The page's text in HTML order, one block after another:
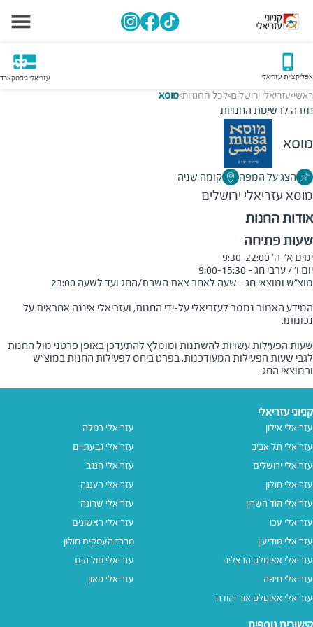
אפליקציית עזריאלי עזריאלי גיפטקארד
ראשי>עזריאלי ירושלים>לכל החנויות>מוסא
חזרה לרשימת החנויות
מוסא
הצג על המפה קומה שניה
מוסאעזריאלי ירושלים
אודות החנות
שעות פתיחה
המידע האמור נמסר לעזריאלי על-ידי החנות, ועזריאלי איננה אחראית על
שעות הפעילות עשויות להשתנות ומומלץ להתעדכן באופן פרטני מול החנות
לגבי שעות הפעילות המעודכנות, בפרט ביחס לפעילות החנות במוצ"ש
ובמוצאי החג.
קניוני עזריאלי
עזריאלי אילון
עזריאלי תל אביב
עזריאלי ירושלים
עזריאלי חולון
עזריאלי הוד השרון
עזריאלי עכו
עזריאלי מודיעין
עזריאלי אאוטלט הרצליה
עזריאלי חיפה
עזריאלי אאוטלט אור יהודה
עזריאלי רמלה
עזריאלי גבעתיים
עזריאלי הנגב
עזריאלי רעננה
עזריאלי שרונה
עזריאלי ראשונים
מרכז העסקים חולון
עזריאלי מול הים
עזריאלי טאון